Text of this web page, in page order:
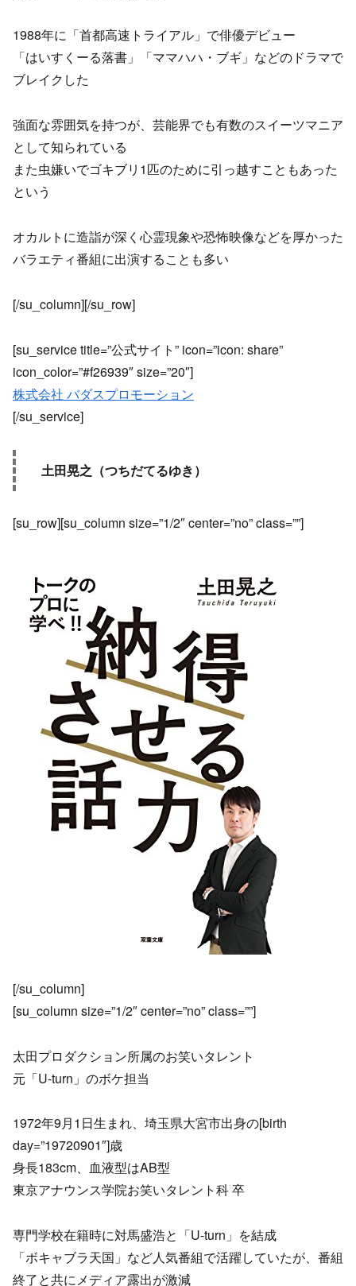
1988年に「首都高速トライアル」で俳優デビュー
「はいすくーる落書」「ママハハ・ブギ」などのドラマで
ブレイクした
強面な雰囲気を持つが、芸能界でも有数のスイーツマニア
として知られている
また虫嫌いでゴキブリ1匹のために引っ越すこともあった
という
オカルトに造詣が深く心霊現象や恐怖映像などを厚かった
バラエティ番組に出演することも多い
[/su_column][/su_row]
[su_service title=”公式サイト” icon=”icon: share”
icon_color=”#f26939″ size=”20″]
株式会社 バダスプロモーション
[/su_service]
土田晃之（つちだてるゆき）
[su_row][su_column size=”1/2″ center=”no” class=””]
[/su_column]
[su_column size=”1/2″ center=”no” class=””]
太田プロダクション所属のお笑いタレント
元「U-turn」のボケ担当
1972年9月1日生まれ、埼玉県大宮市出身の[birth
day=”19720901″]歳
身長183cm、血液型はAB型
東京アナウンス学院お笑いタレント科 卒
専門学校在籍時に対馬盛浩と「U-turn」を結成
「ボキャブラ天国」など人気番組で活躍していたが、番組
終了と共にメディア露出が激減